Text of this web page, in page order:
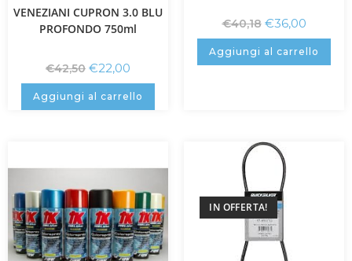
VENEZIANI CUPRON 3.0 BLU
PROFONDO 750ml
€42,50 €22,00
Aggiungi al carrello
€40,18 €36,00
Aggiungi al carrello
IN OFFERTA!